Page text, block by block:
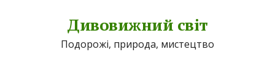
Дивовижний світ
Подорожі, природа, мистецтво